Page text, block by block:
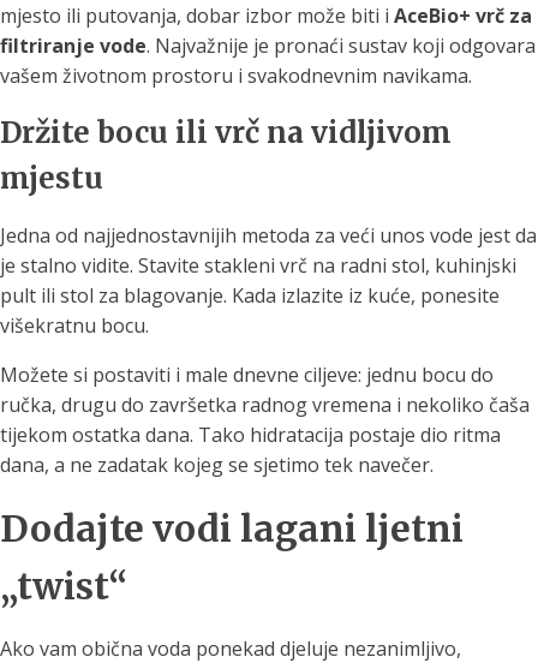
mjesto ili putovanja, dobar izbor može biti i AceBio+ vrč za
filtriranje vode. Najvažnije je pronaći sustav koji odgovara
vašem životnom prostoru i svakodnevnim navikama.
Držite bocu ili vrč na vidljivom
mjestu
Jedna od najjednostavnijih metoda za veći unos vode jest da
je stalno vidite. Stavite stakleni vrč na radni stol, kuhinjski
pult ili stol za blagovanje. Kada izlazite iz kuće, ponesite
višekratnu bocu.
Možete si postaviti i male dnevne ciljeve: jednu bocu do
ručka, drugu do završetka radnog vremena i nekoliko čaša
tijekom ostatka dana. Tako hidratacija postaje dio ritma
dana, a ne zadatak kojeg se sjetimo tek navečer.
Dodajte vodi lagani ljetni
„twist“
Ako vam obična voda ponekad djeluje nezanimljivo,